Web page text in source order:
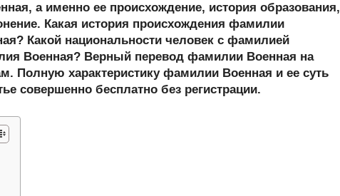
er at
s
A
p
e
gr
a
m
ail р
а
в
и
а именно ее происхождение, история образования,
Какая история происхождения фамилии
Какой национальности человек с фамилией
Военная? Верный перевод фамилии Военная на
Полную характеристику фамилии Военная и ее суть
совершенно бесплатно без регистрации.